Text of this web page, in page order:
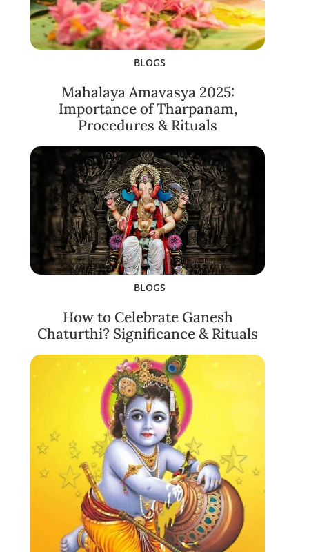
BLOGS
Mahalaya Amavasya 2025:
Importance of Tharpanam,
Procedures & Rituals
BLOGS
How to Celebrate Ganesh
Chaturthi? Significance & Rituals